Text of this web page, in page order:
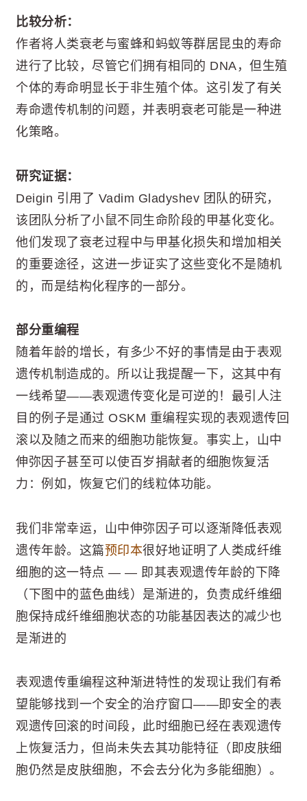
比较分析：
作者将人类衰老与蜜蜂和蚂蚁等群居昆虫的寿命
进行了比较，尽管它们拥有相同的 DNA，但生殖
个体的寿命明显长于非生殖个体。这引发了有关
寿命遗传机制的问题，并表明衰老可能是一种进
化策略。
研究证据：
Deigin 引用了 Vadim Gladyshev 团队的研究，
该团队分析了小鼠不同生命阶段的甲基化变化。
他们发现了衰老过程中与甲基化损失和增加相关
的重要途径，这进一步证实了这些变化不是随机
的，而是结构化程序的一部分。
部分重编程
随着年龄的增长，有多少不好的事情是由于表观
遗传机制造成的。所以让我提醒一下，这其中有
一线希望——表观遗传变化是可逆的！最引人注
目的例子是通过 OSKM 重编程实现的表观遗传回
滚以及随之而来的细胞功能恢复。事实上，山中
伸弥因子甚至可以使百岁捐献者的细胞恢复活
力：例如，恢复它们的线粒体功能。
我们非常幸运，山中伸弥因子可以逐渐降低表观
遗传年龄。这篇预印本很好地证明了人类成纤维
细胞的这一特点 — — 即其表观遗传年龄的下降
（下图中的蓝色曲线）是渐进的，负责成纤维细
胞保持成纤维细胞状态的功能基因表达的减少也
是渐进的
表观遗传重编程这种渐进特性的发现让我们有希
望能够找到一个安全的治疗窗口——即安全的表
观遗传回滚的时间段，此时细胞已经在表观遗传
上恢复活力，但尚未失去其功能特征（即皮肤细
胞仍然是皮肤细胞，不会去分化为多能细胞）。